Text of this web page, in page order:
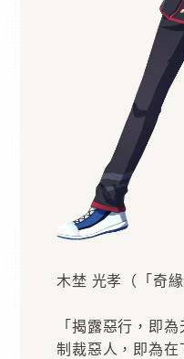
木埜 光孝（「奇
「揭露惡行，即為
制裁惡人，即為在